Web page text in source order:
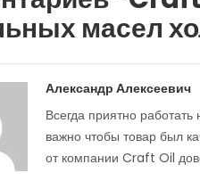
масел
Александр Алексеевич
Всегда приятно
важно чтобы товар был
от компании Craft Oil